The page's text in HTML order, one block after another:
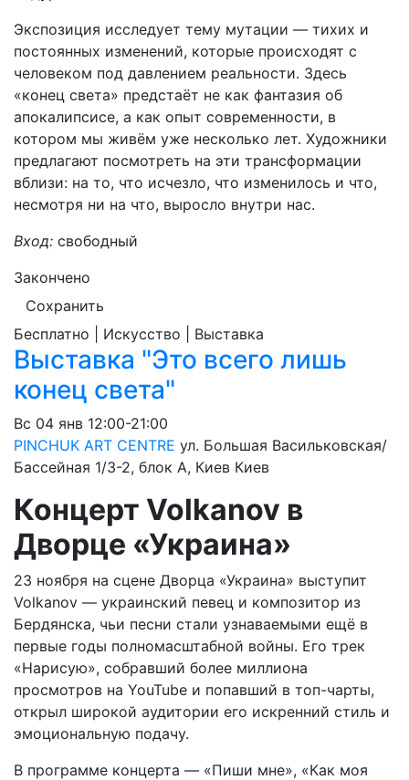
Экспозиция исследует тему мутации — тихих и
постоянных изменений, которые происходят с
человеком под давлением реальности. Здесь
«конец света» предстаёт не как фантазия об
апокалипсисе, а как опыт современности, в
котором мы живём уже несколько лет. Художники
предлагают посмотреть на эти трансформации
вблизи: на то, что исчезло, что изменилось и что,
несмотря ни на что, выросло внутри нас.
Вход: свободный
Закончено
Сохранить
Бесплатно | Искусство | Выставка
Выставка "Это всего лишь
конец света"
Вс 04 янв 12:00-21:00
PINCHUK ART CENTRE ул. Большая Васильковская/
Бассейная 1/3-2, блок А, Киев Киев
Концерт Volkanov в
Дворце «Украина»
23 ноября на сцене Дворца «Украина» выступит
Volkanov — украинский певец и композитор из
Бердянска, чьи песни стали узнаваемыми ещё в
первые годы полномасштабной войны. Его трек
«Нарисую», собравший более миллиона
просмотров на YouTube и попавший в топ-чарты,
открыл широкой аудитории его искренний стиль и
эмоциональную подачу.
В программе концерта — «Пиши мне», «Как моя